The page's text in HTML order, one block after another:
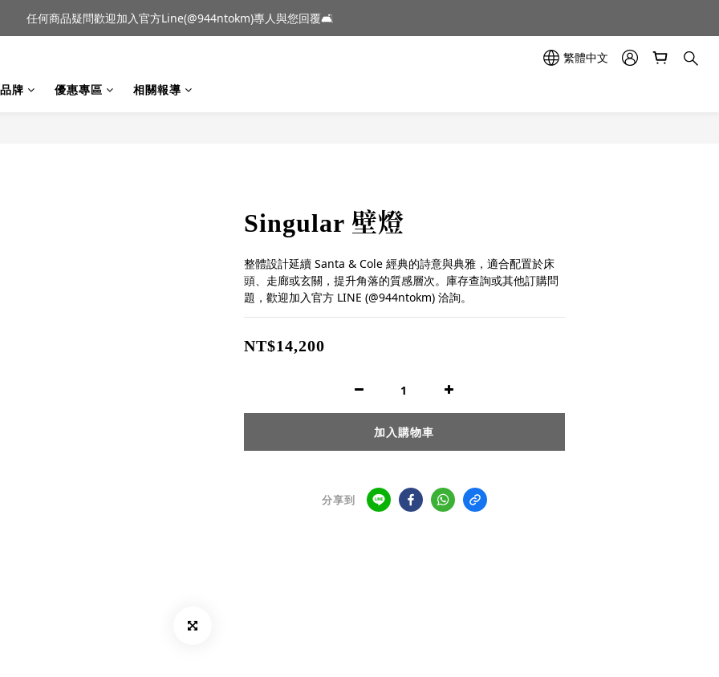
貨｜日本燈具品牌 Ambientec 年度新品 Barcarolle 臺中樂群門市展示中✨
任何商品疑問歡迎加入官方Line(@944ntokm)專人與您回覆🛋️
繁體中文
品牌 優惠專區 相關報導
Singular 壁燈
整體設計延續 Santa & Cole 經典的詩意與典雅，適合配置於床
頭、走廊或玄關，提升角落的質感層次。庫存查詢或其他訂購問
題，歡迎加入官方 LINE (@944ntokm) 洽詢。
NT$14,200
加入購物車
分享到